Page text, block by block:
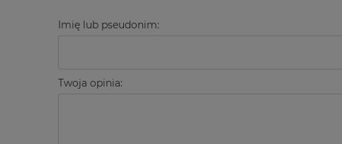
Imię lub pseudonim:
Twoja opinia: